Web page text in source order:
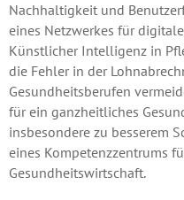
Nachhaltigkeit und
eines Netzwerkes für
Künstlicher Intelligenz in
die Fehler in der
Gesundheitsberufen
für ein ganzheitliches
insbesondere zu besserem
eines Kompetenzzentrums
Gesundheitswirtschaft.